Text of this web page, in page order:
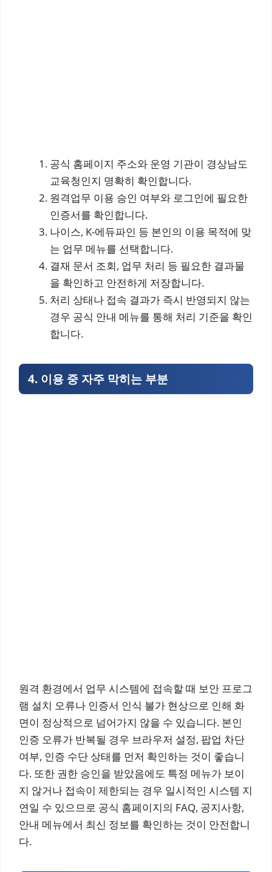
공식 홈페이지 주소와 운영 기관이 경상남도
교육청인지 명확히 확인합니다.
원격업무 이용 승인 여부와 로그인에 필요한
인증서를 확인합니다.
나이스, K-에듀파인 등 본인의 이용 목적에 맞
는 업무 메뉴를 선택합니다.
결재 문서 조회, 업무 처리 등 필요한 결과물
을 확인하고 안전하게 저장합니다.
처리 상태나 접속 결과가 즉시 반영되지 않는
경우 공식 안내 메뉴를 통해 처리 기준을 확인
합니다.
4. 이용 중 자주 막히는 부분
원격 환경에서 업무 시스템에 접속할 때 보안 프로그
램 설치 오류나 인증서 인식 불가 현상으로 인해 화
면이 정상적으로 넘어가지 않을 수 있습니다. 본인
인증 오류가 반복될 경우 브라우저 설정, 팝업 차단
여부, 인증 수단 상태를 먼저 확인하는 것이 좋습니
다. 또한 권한 승인을 받았음에도 특정 메뉴가 보이
지 않거나 접속이 제한되는 경우 일시적인 시스템 지
연일 수 있으므로 공식 홈페이지의 FAQ, 공지사항,
안내 메뉴에서 최신 정보를 확인하는 것이 안전합니
다.